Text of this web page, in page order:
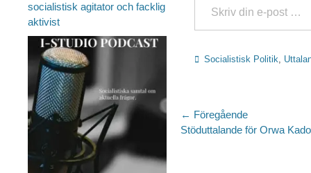
Kategorier
Socialistisk Politik
← Föregående
Föregående
Stöduttalande för Orwa
socialistisk agitator och facklig
aktivist